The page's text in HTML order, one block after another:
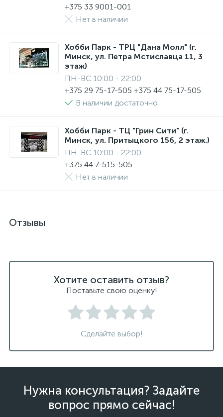
+375 33 9001-001
Нет в наличии
Хобби Парк - ТРЦ "Дана Молл" (г.
Минск, ул. Петра Мстиславца 11, 3
этаж)
ПН-ВС 10:00 - 22:00
+375 29 75-17-505 +375 44 75-17-505
В наличии достаточно
Хобби Парк - ТЦ "Грин Сити" (г.
Минск, ул. Притыцкого 156, 2 этаж.)
ПН-ВС 10:00 - 22:00
+375 44 7-515-505
Нет в наличии
Отзывы
Хотите оставить отзыв?
Поставьте свою оценку!
Сделайте выбор!
Нужна консультация? Задайте
вопрос прямо сейчас!